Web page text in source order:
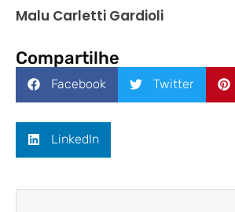
Malu Carletti Gardioli
Compartilhe
Facebook Twitter
LinkedIn